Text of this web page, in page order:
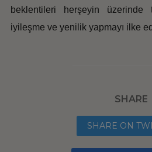
beklentileri herşeyin üzerinde
iyileşme ve yenilik yapmayı ilke
SHARE
SHARE ON